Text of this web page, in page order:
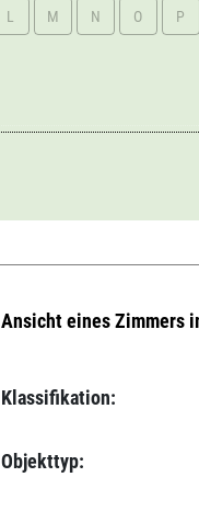
L M N O P
Ansicht eines Zimmers
Klassifikation:
Objekttyp: